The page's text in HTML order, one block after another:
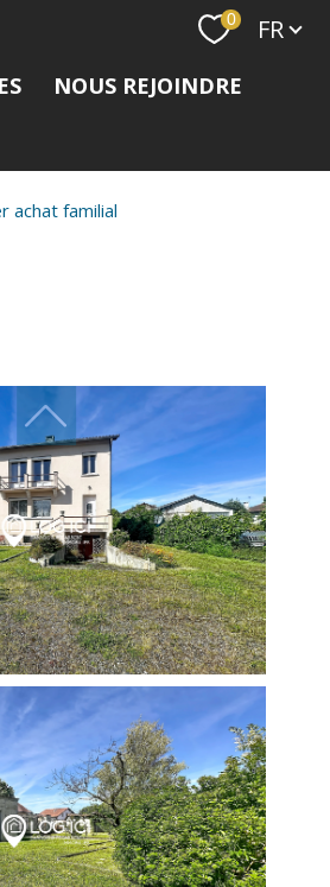
0 Langue
FR
NOUS REJOINDRE
achat familial